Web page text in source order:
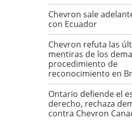
Chevron sale
con Ecuador
Chevron refuta las
mentiras de los
procedimiento de
reconocimiento en
Ontario defiende el
derecho, rechaza
contra Chevron